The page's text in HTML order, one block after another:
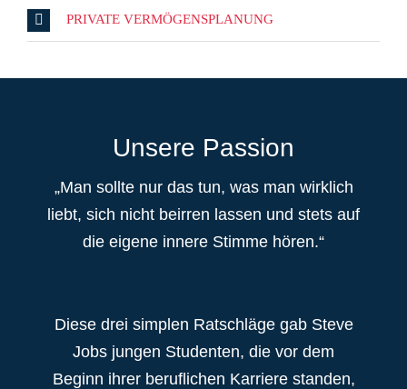
PRIVATE VERMÖGENSPLANUNG
Unsere Passion
„Man sollte nur das tun, was man wirklich
liebt, sich nicht beirren lassen und stets auf
die eigene innere Stimme hören.“
Diese drei simplen Ratschläge gab Steve
Jobs jungen Studenten, die vor dem
Beginn ihrer beruflichen Karriere standen,